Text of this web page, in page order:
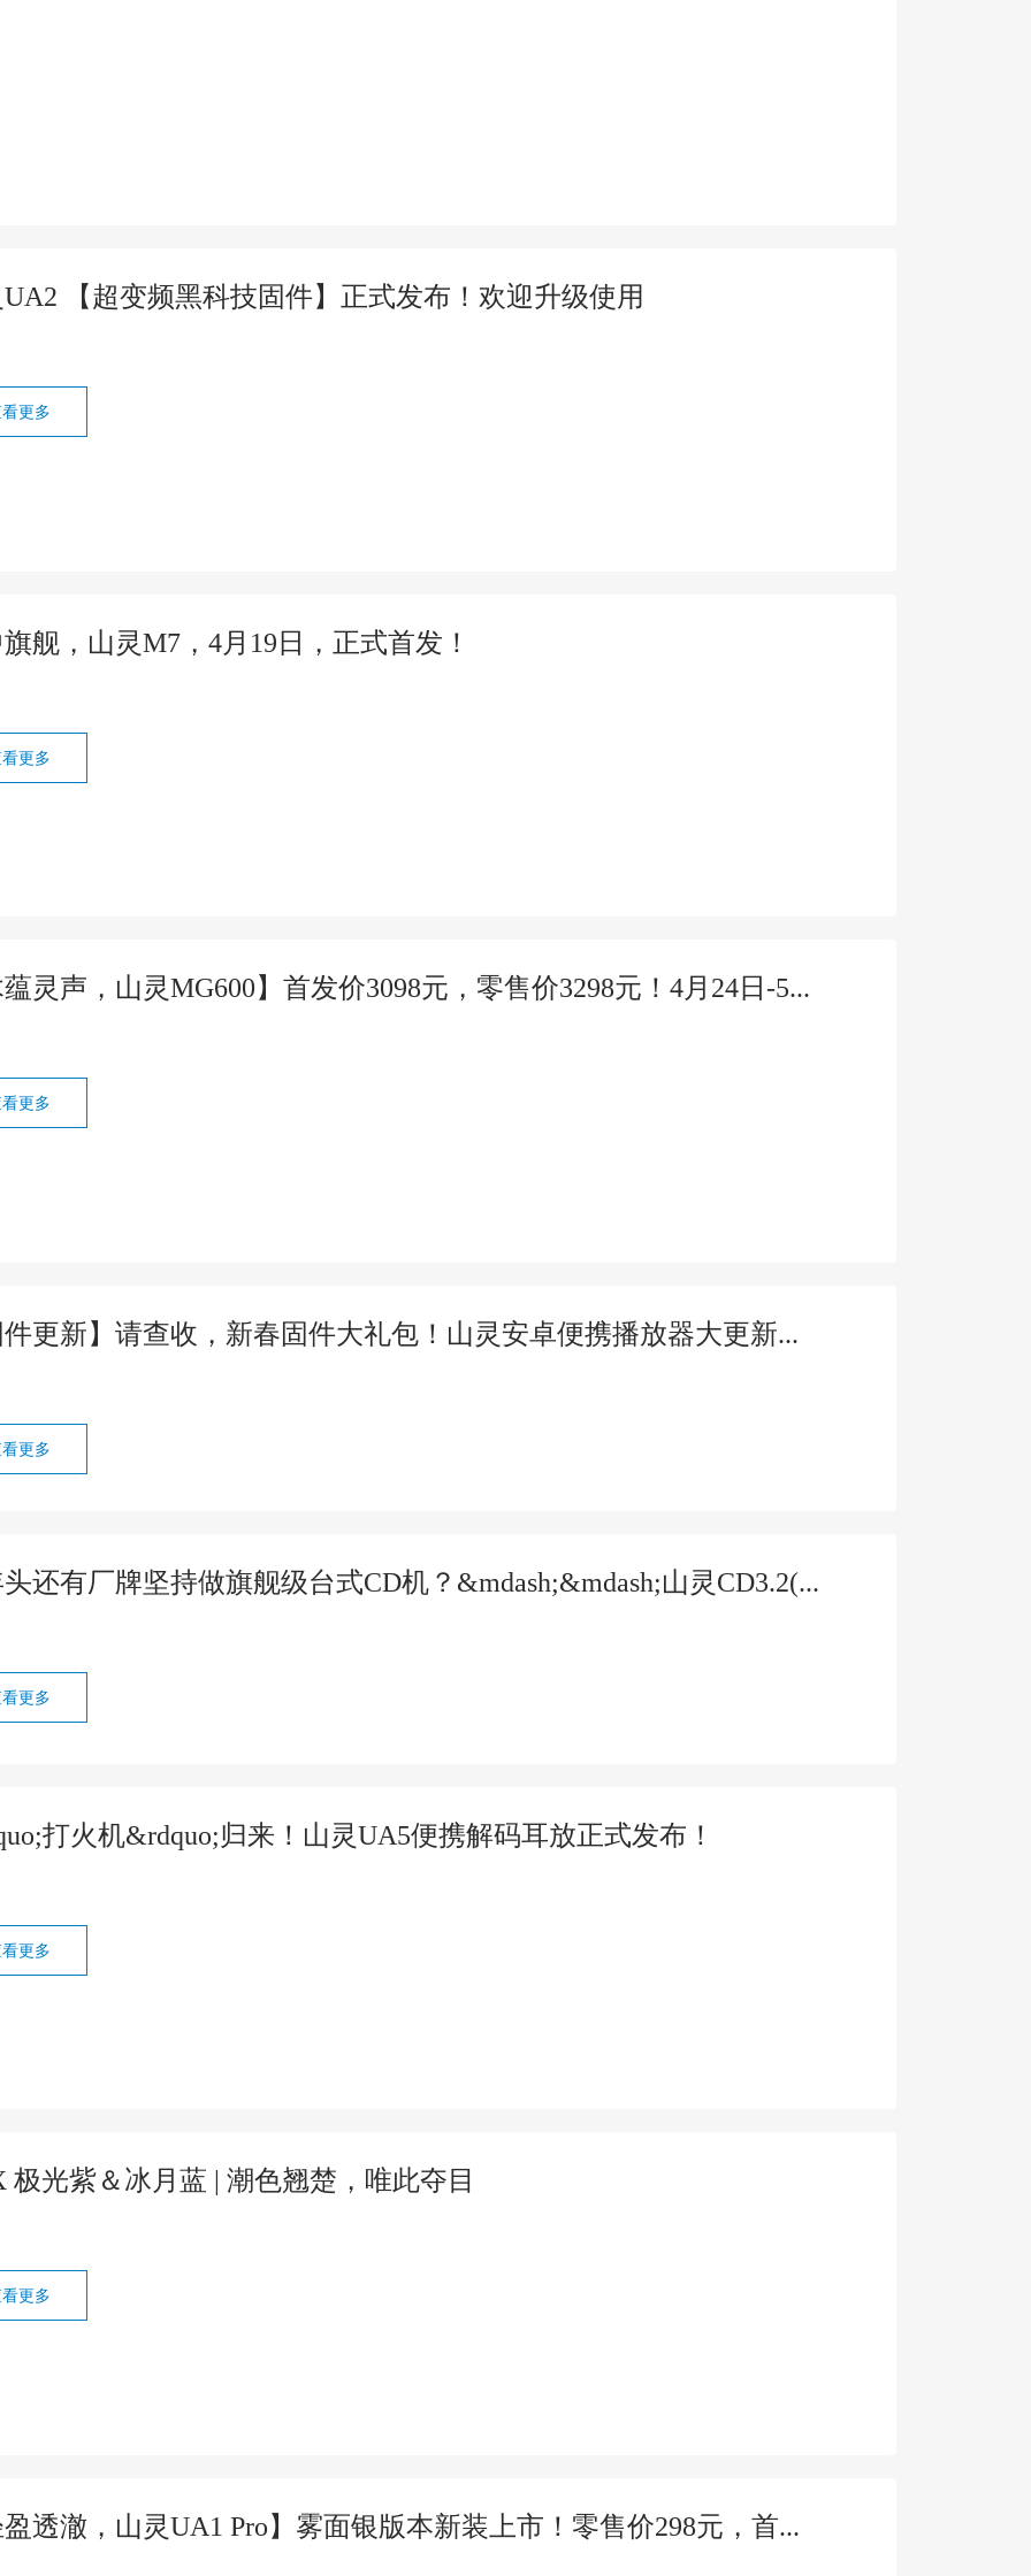
【超变频黑科技固件】正式发布！欢迎升级使用
更多
舰，山灵M7，4月19日，正式首发！
更多
灵声，山灵MG600】首发价3098元，零售价3298元！4月24日-5...
更多
更新】请查收，新春固件大礼包！山灵安卓便携播放器大更新...
更多
还有厂牌坚持做旗舰级台式CD机？&mdash;&mdash;山灵CD3.2(...
更多
打火机&rdquo;归来！山灵UA5便携解码耳放正式发布！
更多
极光紫＆冰月蓝 | 潮色翘楚，唯此夺目
更多
透澈，山灵UA1 Pro】雾面银版本新装上市！零售价298元，首...